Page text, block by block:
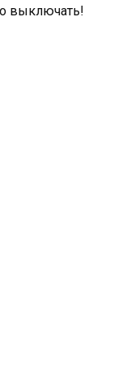
выключать!